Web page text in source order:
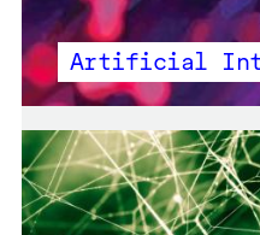
Artificial